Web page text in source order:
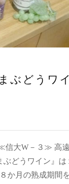
ぶどうワ
信大W－３≫ 高
ぶどうワイン』は
か月の熟成期間